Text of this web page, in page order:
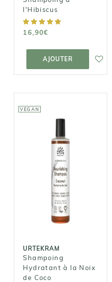
l'Hibiscus
16,90€
AJOUTER
AJOUTER AU
PANIER
VEGAN
URTEKRAM
Shampoing
Hydratant à la Noix
de Coco
URTEKRAM
Shampoing
Hydratant à la
Noix de Coco